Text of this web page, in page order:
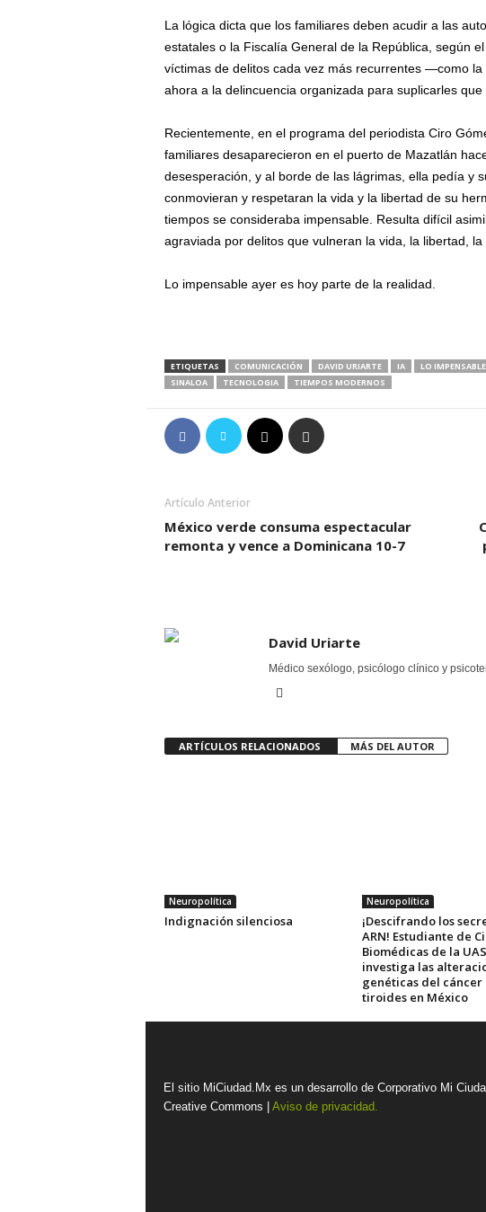
La lógica dicta que los familiares deben acudir a las
estatales o la Fiscalía General de la República, según
víctimas de delitos cada vez más recurrentes —como
ahora a la delincuencia organizada para suplicarles que
Recientemente, en el programa del periodista Ciro
familiares desaparecieron en el puerto de Mazatlán
desesperación, y al borde de las lágrimas, ella pedía y
conmovieran y respetaran la vida y la libertad de su
tiempos se consideraba impensable. Resulta difícil
agraviada por delitos que vulneran la vida, la libertad, la
Lo impensable ayer es hoy parte de la realidad.
ETIQUETAS COMUNICACIÓN DAVID URIARTE IA LO IMPENSABLE
SINALOA
TECNOLOGIA TIEMPOS MODERNOS
Artículo Anterior
México verde consuma espectacular
remonta y vence a Dominicana 10-7
David Uriarte
Médico sexólogo, psicólogo clínico y
ARTÍCULOS RELACIONADOS MÁS DEL AUTOR
Neuropolítica
Indignación silenciosa
Neuropolítica
¡Descifrando los
ARN! Estudiante de
Biomédicas de la UAS
investiga las
genéticas del cáncer
tiroides en México
El sitio MiCiudad.Mx es un desarrollo de Corporativo Mi
Creative Commons | Aviso de privacidad.